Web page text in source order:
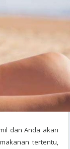
dan Anda akan
tertentu,